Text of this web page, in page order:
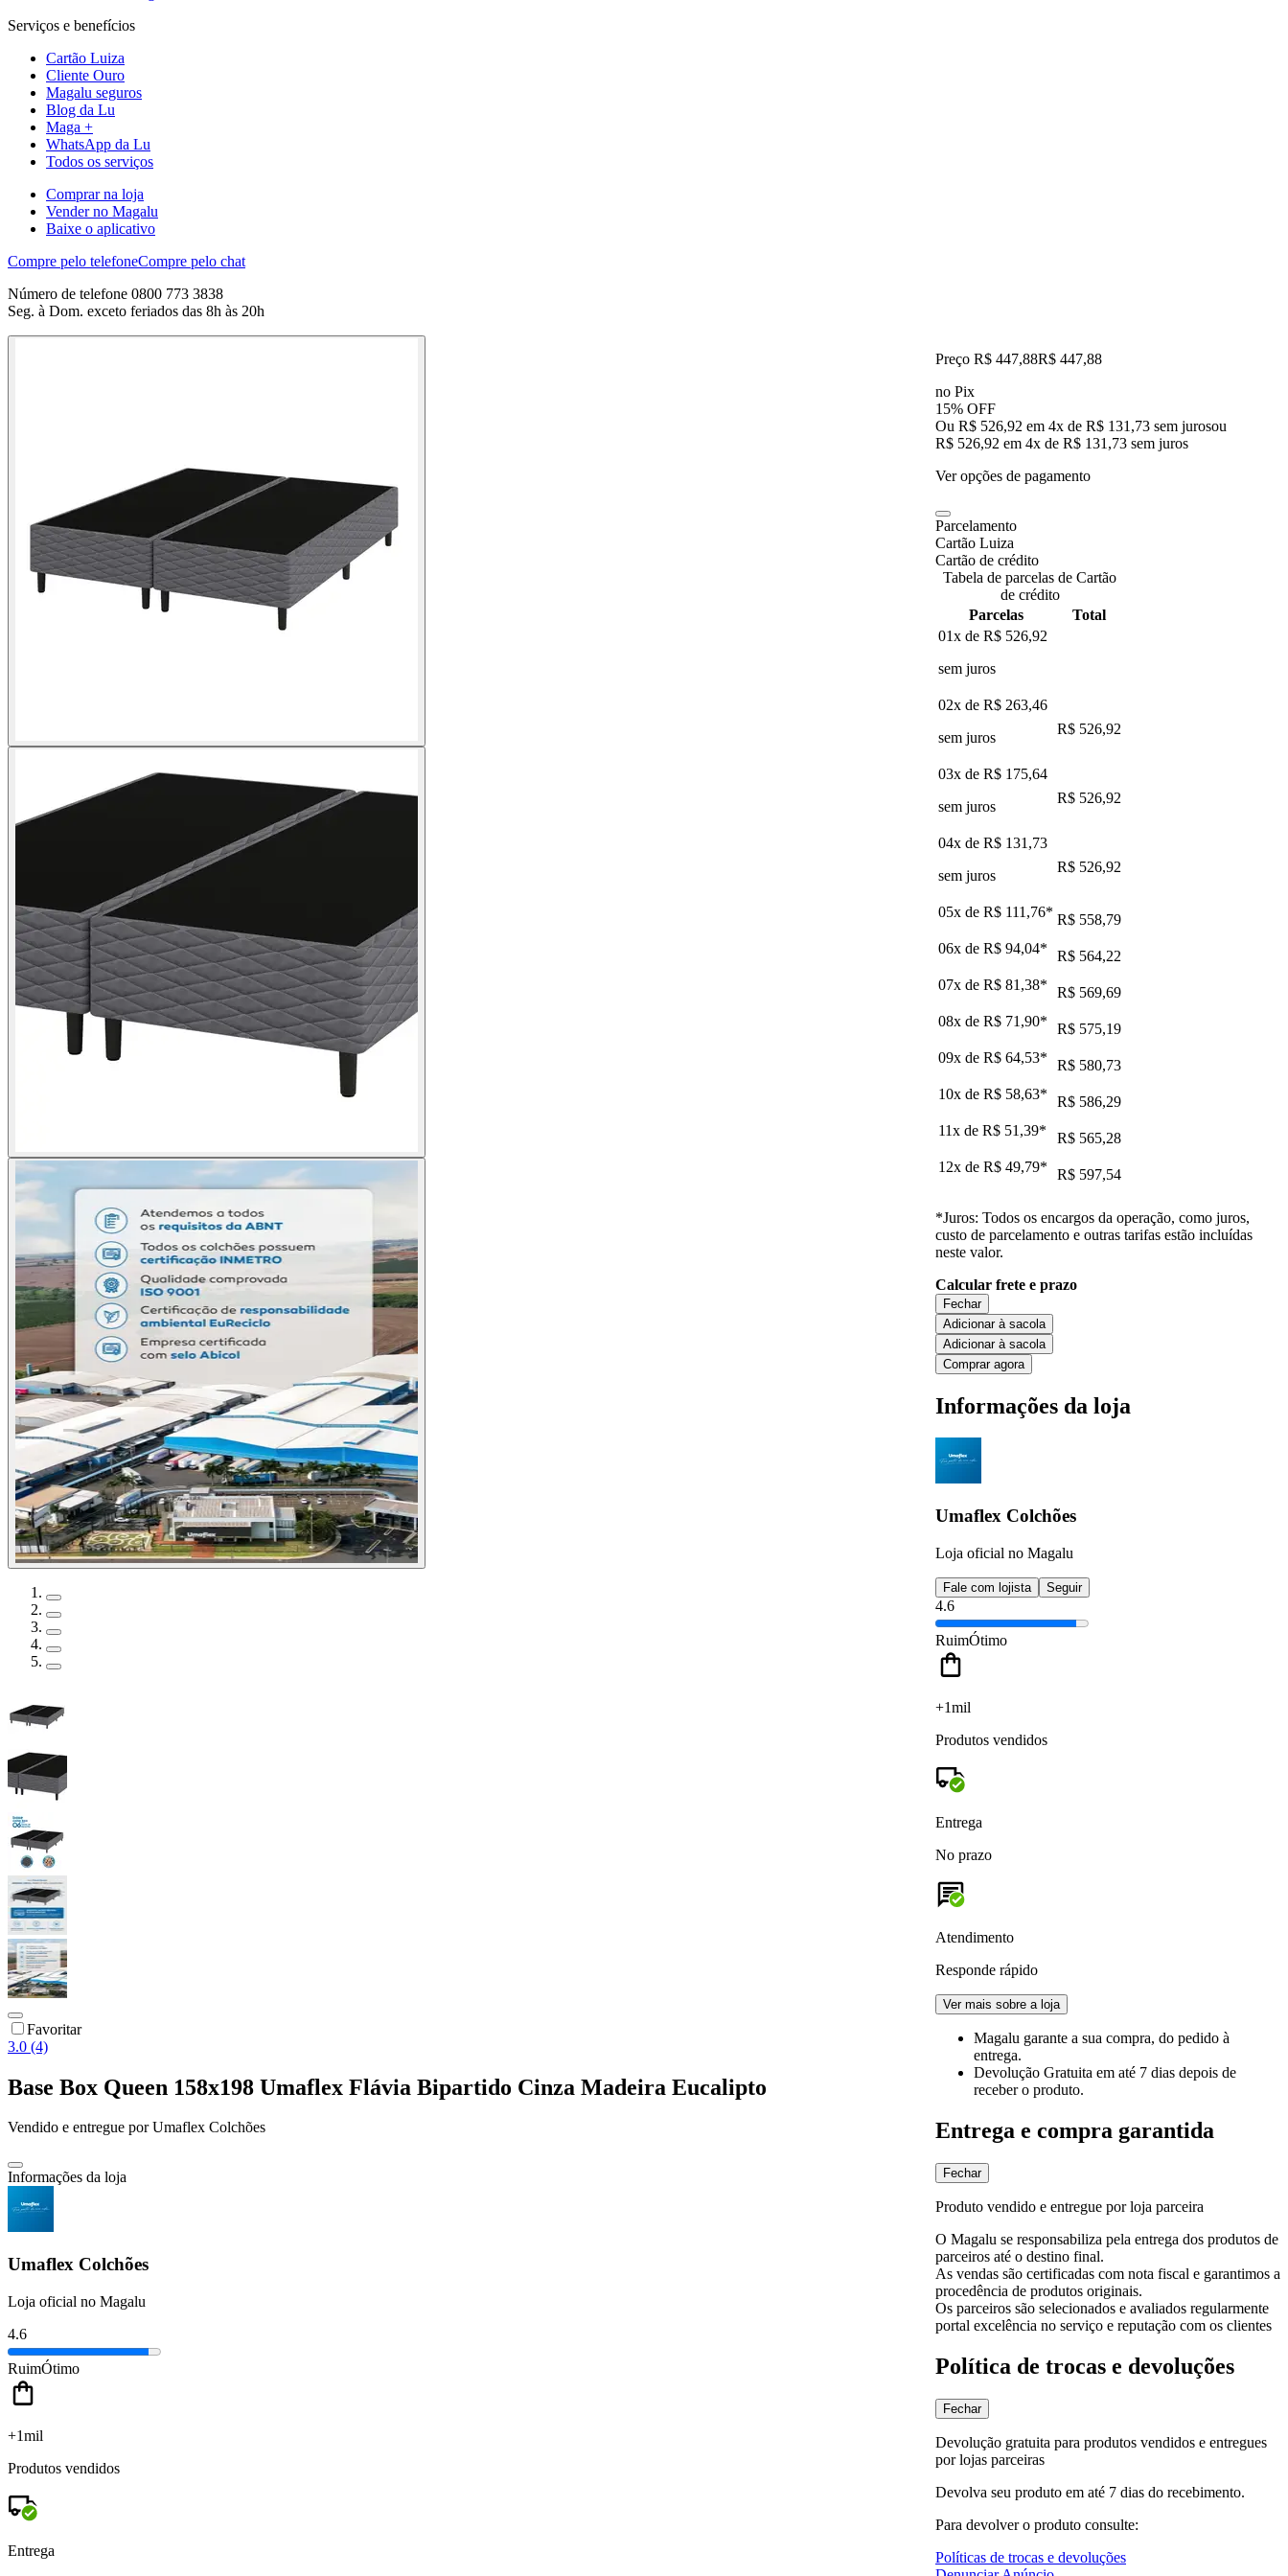
Serviços e benefícios
Cartão Luiza
Cliente Ouro
Magalu seguros
Blog da Lu
Maga +
WhatsApp da Lu
Todos os serviços
Comprar na loja
Vender no Magalu
Baixe o aplicativo
Compre pelo telefoneCompre pelo chat
Número de telefone 0800 773 3838
Seg. à Dom. exceto feriados das 8h às 20h
Favoritar
3.0 (4)
Base Box Queen 158x198 Umaflex Flávia Bipartido Cinza Madeira Eucalipto
Vendido e entregue por Umaflex Colchões
Informações da loja
Umaflex Colchões
Loja oficial no Magalu
4.6
RuimÓtimo
+1mil
Produtos vendidos
Entrega
Preço R$ 447,88R$ 447,88
no Pix
15% OFF
Ou R$ 526,92 em 4x de R$ 131,73 sem jurosou
R$ 526,92 em 4x de R$ 131,73 sem juros
Ver opções de pagamento
Parcelamento
Cartão Luiza
Cartão de crédito
Tabela de parcelas de Cartão
de crédito
Parcelas
Total
01x de R$ 526,92
sem juros
02x de R$ 263,46
sem juros
R$ 526,92
03x de R$ 175,64
sem juros
R$ 526,92
04x de R$ 131,73
sem juros
R$ 526,92
05x de R$ 111,76* R$ 558,79
06x de R$ 94,04*
R$ 564,22
07x de R$ 81,38*
R$ 569,69
08x de R$ 71,90*
R$ 575,19
09x de R$ 64,53*
R$ 580,73
10x de R$ 58,63*
R$ 586,29
11x de R$ 51,39*
R$ 565,28
12x de R$ 49,79* R$ 597,54
*Juros: Todos os encargos da operação, como juros,
custo de parcelamento e outras tarifas estão incluídas
neste valor.
Calcular frete e prazo
Fechar
Adicionar à sacola
Adicionar à sacola
Comprar agora
Informações da loja
Umaflex Colchões
Loja oficial no Magalu
Fale com lojista Seguir
4.6
RuimÓtimo
+1mil
Produtos vendidos
Entrega
No prazo
Atendimento
Responde rápido
Ver mais sobre a loja
Magalu garante a sua compra, do pedido à
entrega.
Devolução Gratuita em até 7 dias depois de
receber o produto.
Entrega e compra garantida
Fechar
Produto vendido e entregue por loja parceira
O Magalu se responsabiliza pela entrega dos produtos de
parceiros até o destino final.
As vendas são certificadas com nota fiscal e garantimos a
procedência de produtos originais.
Os parceiros são selecionados e avaliados regularmente
portal excelência no serviço e reputação com os clientes
Política de trocas e devoluções
Fechar
Devolução gratuita para produtos vendidos e entregues
por lojas parceiras
Devolva seu produto em até 7 dias do recebimento.
Para devolver o produto consulte:
Políticas de trocas e devoluções